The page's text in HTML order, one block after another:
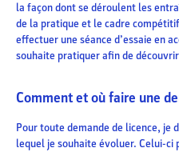
la façon dont se déroulent les
de la pratique et le cadre
effectuer une séance d’essaie en
souhaite pratiquer afin de
Comment et où faire une
Pour toute demande de licence, je
lequel je souhaite évoluer. Celui-ci